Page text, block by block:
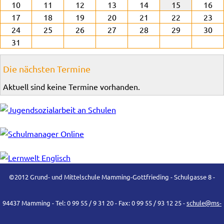
10
11 12 13 14 15
16
17
18 19 20 21 22
23
24
25 26 27 28 29
30
31
Die nächsten Termine
Aktuell sind keine Termine vorhanden.
©2012 Grund- und Mittelschule Mamming-Gottfrieding - Schulgasse 8 -
94437 Mamming - Tel: 0 99 55 / 9 31 20 - Fax: 0 99 55 / 93 12 25 -schule@ms-